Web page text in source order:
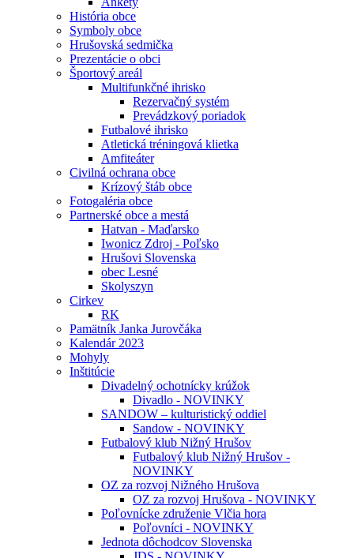
História obce
Symboly obce
Hrušovská sedmička
Prezentácie o obci
Športový areál
Multifunkčné ihrisko
Rezervačný systém
Prevádzkový poriadok
Futbalové ihrisko
Atletická tréningová klietka
Amfiteáter
Civilná ochrana obce
Krízový štáb obce
Fotogaléria obce
Partnerské obce a mestá
Hatvan - Maďarsko
Iwonicz Zdroj - Poľsko
Hrušovi Slovenska
obec Lesné
Skolyszyn
Cirkev
RK
Pamätník Janka Jurovčáka
Kalendár 2023
Mohyly
Inštitúcie
Divadelný ochotnícky krúžok
Divadlo - NOVINKY
SANDOW – kulturistický oddiel
Sandow - NOVINKY
Futbalový klub Nižný Hrušov
Futbalový klub Nižný Hrušov -
NOVINKY
OZ za rozvoj Nižného Hrušova
OZ za rozvoj Hrušova - NOVINKY
Poľovnícke združenie Vlčia hora
Poľovníci - NOVINKY
Jednota dôchodcov Slovenska